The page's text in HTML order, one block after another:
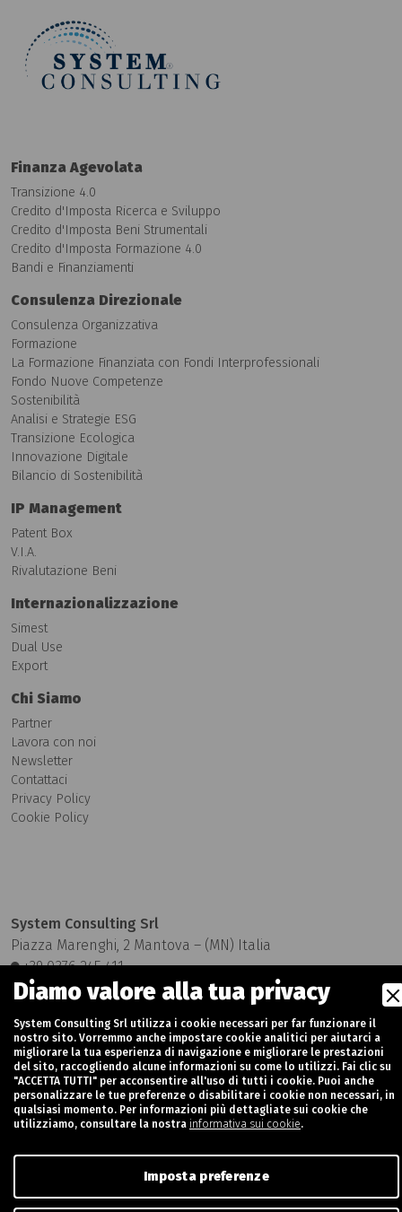
Finanza Agevolata
Transizione 4.0
Credito d'Imposta Ricerca e Sviluppo
Credito d'Imposta Beni Strumentali
Credito d'Imposta Formazione 4.0
Bandi e Finanziamenti
Consulenza Direzionale
Consulenza Organizzativa
Formazione
La Formazione Finanziata con Fondi Interprofessionali
Fondo Nuove Competenze
Sostenibilità
Analisi e Strategie ESG
Transizione Ecologica
Innovazione Digitale
Bilancio di Sostenibilità
IP Management
Patent Box
V.I.A.
Rivalutazione Beni
Internazionalizzazione
Simest
Dual Use
Export
Chi Siamo
Partner
Lavora con noi
Newsletter
Contattaci
Privacy Policy
Cookie Policy
System Consulting Srl
Piazza Marenghi, 2 Mantova – (MN) Italia
+39 0376 245 411
info@systemconsultingspa.it
Partita Iva: 02377230202 - Rea MN-247719 - Capitale Sociale:
€ 50.000 i.v
Credits:Nur Digital Marketing
Diamo valore alla tua privacy
System Consulting Srl utilizza i cookie necessari per far funzionare il
nostro sito. Vorremmo anche impostare cookie analitici per aiutarci a
migliorare la tua esperienza di navigazione e migliorare le prestazioni
del sito, raccogliendo alcune informazioni su come lo utilizzi. Fai clic su
"ACCETTA TUTTI" per acconsentire all'uso di tutti i cookie. Puoi anche
personalizzare le tue preferenze o disabilitare i cookie non necessari, in
qualsiasi momento. Per informazioni più dettagliate sui cookie che
utilizziamo, consultare la nostra informativa sui cookie.
Imposta preferenze